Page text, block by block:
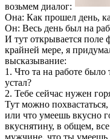
возьмем диалог:
Она: Как прошел день,
Он: Весь день был на
И тут открывается
крайней мере, я
высказывание:
1. Что та на работе было
устал?
2. Тебе сейчас нужен
Тут можно
или что умеешь вкусно
вкуснятину, в общем,
мужчине, что ты умеешь